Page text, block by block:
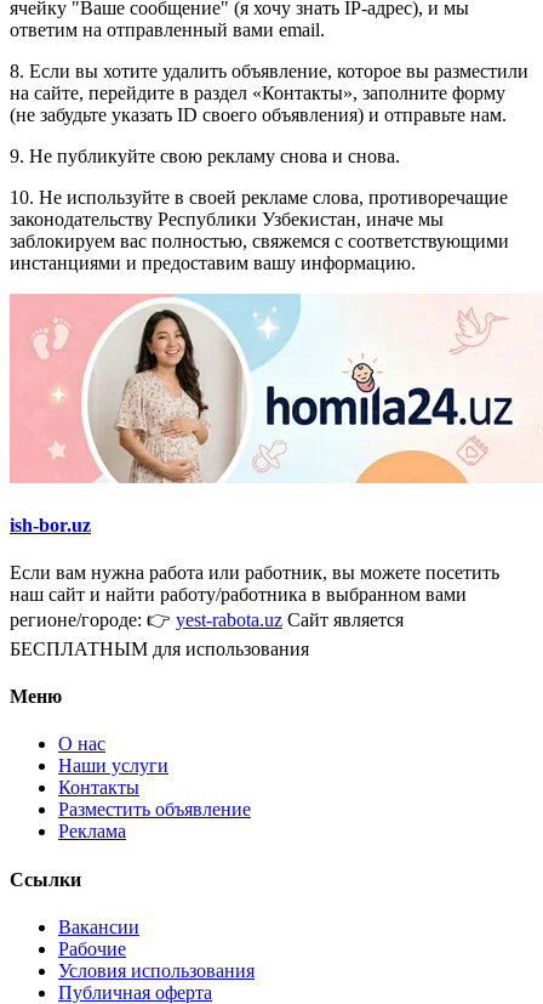
ячейку "Ваше сообщение" (я хочу знать IP-адрес), и мы
ответим на отправленный вами email.
8. Если вы хотите удалить объявление, которое вы разместили
на сайте, перейдите в раздел «Контакты», заполните форму
(не забудьте указать ID своего объявления) и отправьте нам.
9. Не публикуйте свою рекламу снова и снова.
10. Не используйте в своей рекламе слова, противоречащие
законодательству Республики Узбекистан, иначе мы
заблокируем вас полностью, свяжемся с соответствующими
инстанциями и предоставим вашу информацию.
ish-bor.uz
Если вам нужна работа или работник, вы можете посетить
наш сайт и найти работу/работника в выбранном вами
регионе/городе: 👉 yest-rabota.uz Сайт является
БЕСПЛАТНЫМ для использования
Меню
О нас
Наши услуги
Контакты
Разместить объявление
Реклама
Ссылки
Вакансии
Рабочие
Условия использования
Публичная оферта